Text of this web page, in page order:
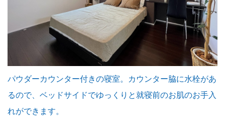
パウダーカウンター付きの寝室。カウンター脇に水栓があ
るので、ベッドサイドでゆっくりと就寝前のお肌のお手入
れができます。